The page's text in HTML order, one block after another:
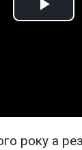
Play
року а